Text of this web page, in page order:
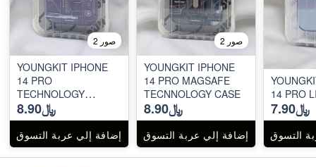
2 صور
YOUNGKIT IPHONE
14 PRO
TECHNOLOGY
SEREIS CASE
﷼8.90
إضافة إلي عربة التسوق
2 صور
YOUNGKIT IPHONE
14 PRO MAGSAFE
TECNNOLOGY CASE
﷼8.90
إضافة إلي عربة التسوق
14 PRO
﷼7.90
التسوق